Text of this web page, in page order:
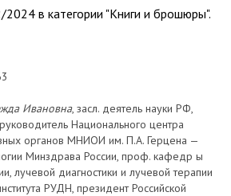
в категории "Книги и брошюры".
Ивановна, засл. деятель науки РФ,
Национального центра
органов МНИОИ им. П.А. Герцена —
Минздрава России, проф. кафедр ы
лучевой диагностики и лучевой терапии
РУДН, президент Российской